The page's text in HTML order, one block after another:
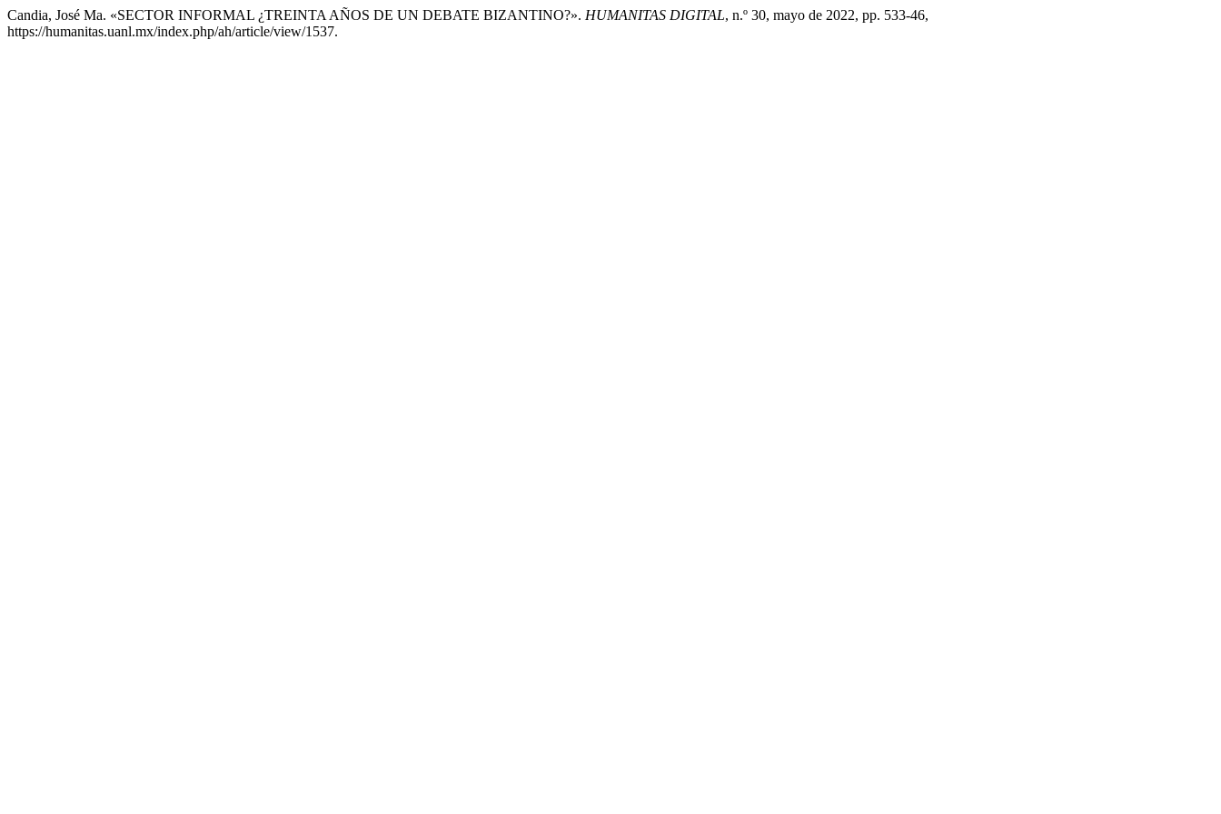
Candia, José Ma. «SECTOR INFORMAL ¿TREINTA AÑOS DE UN DEBATE BIZANTINO?». HUMANITAS DIGITAL, n.º 30, mayo de 2022, pp. 533-46,
https://humanitas.uanl.mx/index.php/ah/article/view/1537.